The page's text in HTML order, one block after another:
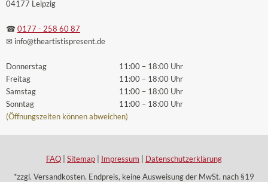
04177 Leipzig
☎ 0177 - 258 60 87
✉ info@theartistispresent.de
Donnerstag
Freitag
Samstag
Sonntag
11:00 – 18:00 Uhr
11:00 – 18:00 Uhr
11:00 – 18:00 Uhr
11:00 – 18:00 Uhr
(Öffnungszeiten können abweichen)
FAQ Sitemap Impressum
Datenschutzerklärung
*zzgl. Versandkosten. Endpreis, keine Ausweisung der MwSt. nach §19